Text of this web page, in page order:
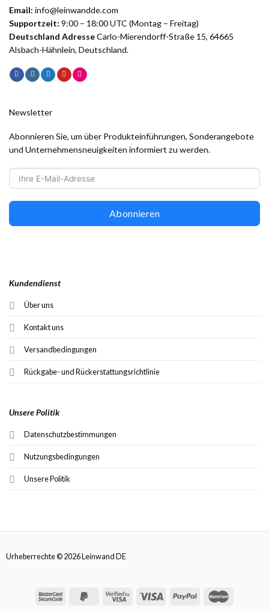
Email: info@leinwandde.com
Supportzeit: 9:00 – 18:00 UTC (Montag – Freitag)
Deutschland AdresseCarlo-Mierendorff-Straße 15, 64665
Alsbach-Hähnlein, Deutschland.
Kundendienst
Über uns
Kontakt uns
Versandbedingungen
Rückgabe- und Rückerstattungsrichtlinie
Unsere Politik
Datenschutzbestimmungen
Nutzungsbedingungen
Unsere Politik
Newsletter
Abonnieren Sie, um über Produkteinführungen, Sonderangebote
und Unternehmensneuigkeiten informiert zu werden.
Abonnieren
Urheberrechte © 2026 Leinwand DE